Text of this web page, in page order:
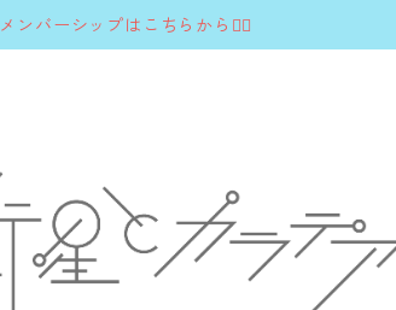
メンバーシップはこちらから💁‍♂️